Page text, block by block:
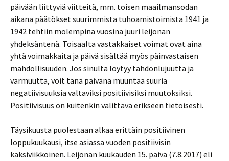
päivään liittyviä viitteitä, mm. toisen maailmansodan
aikana päätökset suurimmista tuhoamistoimista 1941 ja
1942 tehtiin molempina vuosina juuri leijonan
yhdeksäntenä. Toisaalta vastakkaiset voimat ovat aina
yhtä voimakkaita ja päivä sisältää myös päinvastaisen
mahdollisuuden. Jos sinulta löytyy tahdonlujuutta ja
varmuutta, voit tänä päivänä muuntaa suuria
negatiivisuuksia valtaviksi positiivisiksi muutoksiksi.
Positiivisuus on kuitenkin valittava erikseen tietoisesti.
Täysikuusta puolestaan alkaa erittäin positiivinen
loppukuukausi, itse asiassa vuoden positiivisin
kaksiviikkoinen. Leijonan kuukauden 15. päivä (7.8.2017) eli